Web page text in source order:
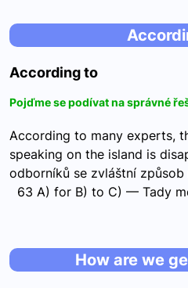
According to
Pojďme se podívat na správné
According to many experts,
speaking on the island is
odborníků se zvláštní
63 A) for B) to C) — Tady
How are we